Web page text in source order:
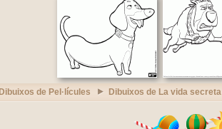
Dibuixos de Pel·lícules Dibuixos de La vida secreta